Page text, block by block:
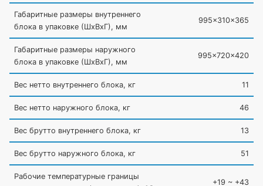
Габаритные размеры внутреннего
блока в упаковке (ШxВxГ), мм
995x310x365
Габаритные размеры наружного
блока в упаковке (ШxВxГ), мм
995x720x420
Вес нетто внутреннего блока, кг 11
Вес нетто наружного блока, кг 46
Вес брутто внутреннего блока, кг 13
Вес брутто наружного блока, кг 51
Рабочие температурные границы
+19 ~ +43